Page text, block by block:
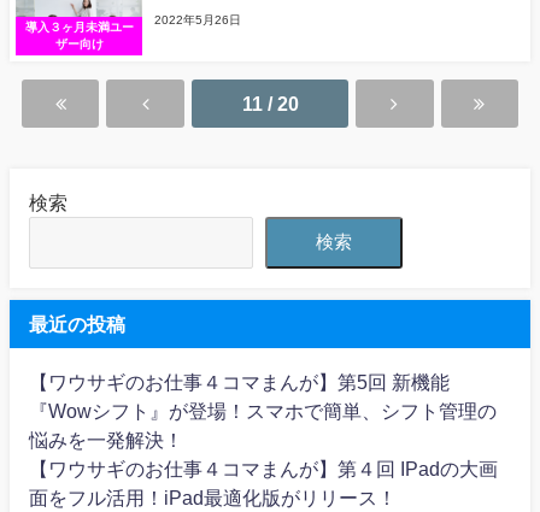
導入３ヶ月未満ユー
ザー向け
2022年5月26日
11 / 20
検索
検索
最近の投稿
【ワウサギのお仕事４コマまんが】第5回 新機能
『Wowシフト』が登場！スマホで簡単、シフト管理の
悩みを一発解決！
【ワウサギのお仕事４コマまんが】第４回 IPadの大画
面をフル活用！iPad最適化版がリリース！